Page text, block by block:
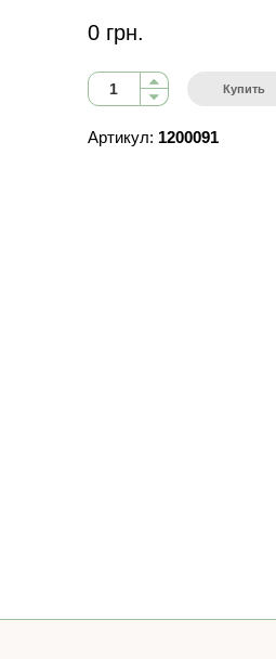
0 грн.
Купить
Артикул: 1200091